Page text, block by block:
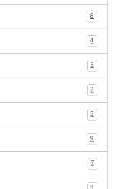
8
4
3
2
5
9
7